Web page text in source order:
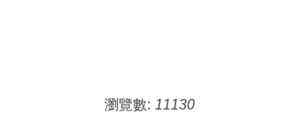
瀏覽數: 11130